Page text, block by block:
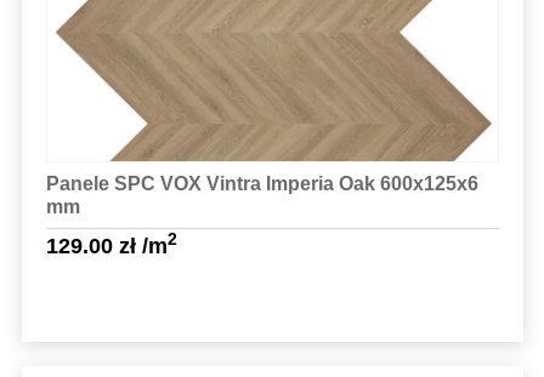
Panele SPC VOX Vintra Imperia Oak 600x125x6
mm
129.00 zł/m2